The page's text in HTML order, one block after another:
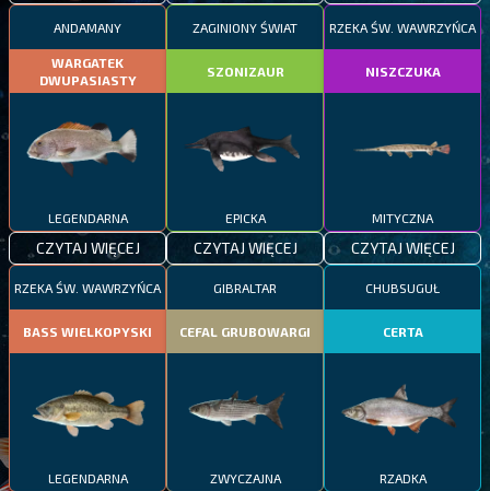
ANDAMANY
WARGATEK
DWUPASIASTY
LEGENDARNA
CZYTAJ WIĘCEJ
ZAGINIONY ŚWIAT
SZONIZAUR
EPICKA
CZYTAJ WIĘCEJ
RZEKA ŚW. WAWRZYŃCA
NISZCZUKA
MITYCZNA
CZYTAJ WIĘCEJ
RZEKA ŚW. WAWRZYŃCA
BASS WIELKOPYSKI
LEGENDARNA
GIBRALTAR
CEFAL GRUBOWARGI
ZWYCZAJNA
CHUBSUGUŁ
CERTA
RZADKA